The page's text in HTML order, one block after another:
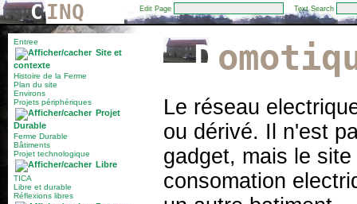
C INQ Edit Page Text Search
Entree
Site et
contexte
Histoire de la Ferme
Plan du site
Environs
Projets périphériques
Projet
Durable
Ferme Durable
Bâtiments
Projet technologique
Libre
TICA
Libre et durable
Réflexions libres
Le réseau
ou dérivé. Il n'est
gadget, mais le
consomation